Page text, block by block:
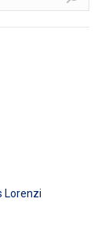
Lorenzi